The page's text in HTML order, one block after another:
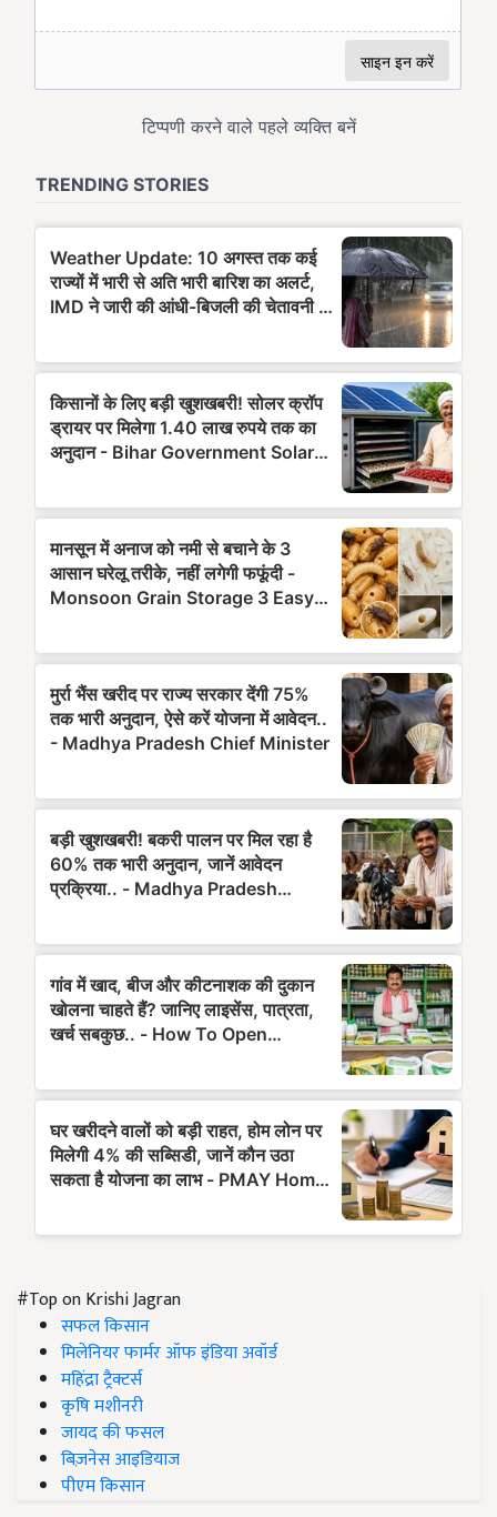
#Top on Krishi Jagran
सफल किसान
मिलेनियर फार्मर ऑफ इंडिया अवॉर्ड
महिंद्रा ट्रैक्टर्स
कृषि मशीनरी
जायद की फसल
बिज़नेस आइडियाज
पीएम किसान